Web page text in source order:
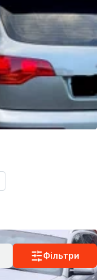
Фільтри